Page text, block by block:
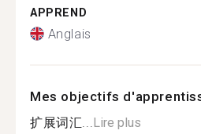
APPREND
Anglais
Mes objectifs
扩展词汇... Lire plus